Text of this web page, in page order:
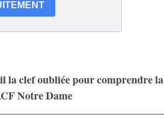
la clef oubliée pour comprendre la
Notre Dame